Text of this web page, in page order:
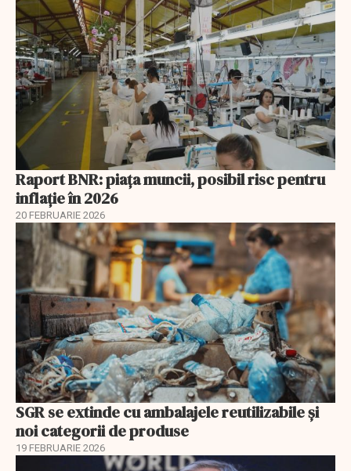
Raport BNR: piața muncii, posibil risc pentru
inflație în 2026
20 FEBRUARIE 2026
SGR se extinde cu ambalajele reutilizabile și
noi categorii de produse
19 FEBRUARIE 2026